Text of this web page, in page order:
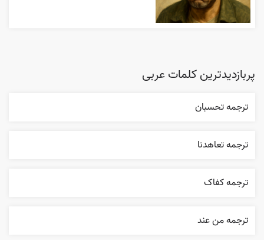
پربازدیدترین کلمات عربی
ترجمه تحسبان
ترجمه تعاهدنا
ترجمه کفاک
ترجمه من عند